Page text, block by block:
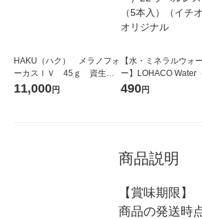
HAKU（ハク） メラノフォ
ーカスＩＶ 45ｇ 資生
堂 おまけ付き
11,000円
【水・ミネラルウォ
ー】LOHACO Water
コウォーター）2L ラ
490円
商品説明
【賞味期限】
商品の発送時